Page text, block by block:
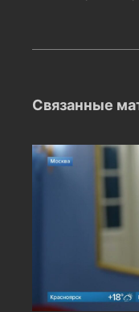
Связанные